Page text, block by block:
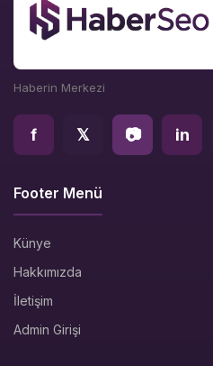
Haberin Merkezi
f 𝕏 📷 in
Footer Menü
Künye
Hakkımızda
İletişim
Admin Girişi